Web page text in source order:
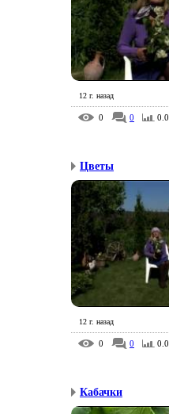
12 г. назад
0 0 0.0
Цветы
12 г. назад
0 0 0.0
Кабачки